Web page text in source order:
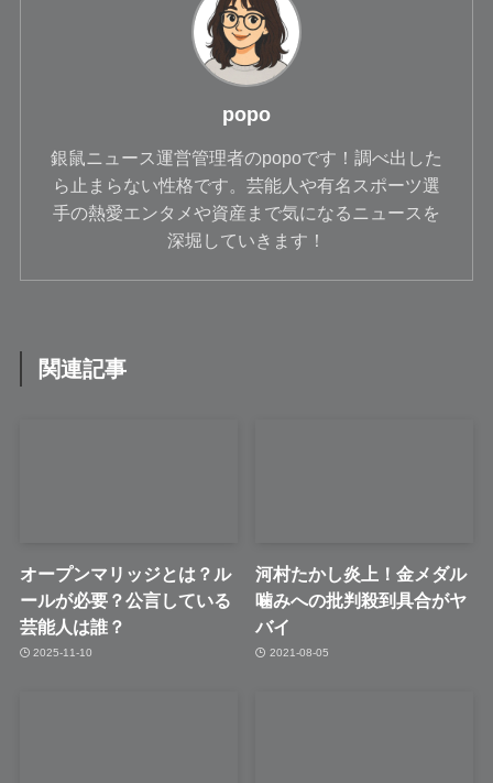
popo
銀鼠ニュース運営管理者のpopoです！調べ出した
ら止まらない性格です。芸能人や有名スポーツ選
手の熱愛エンタメや資産まで気になるニュースを
深堀していきます！
関連記事
オープンマリッジとは？ル
ールが必要？公言している
芸能人は誰？
2025-11-10
河村たかし炎上！金メダル
噛みへの批判殺到具合がヤ
バイ
2021-08-05